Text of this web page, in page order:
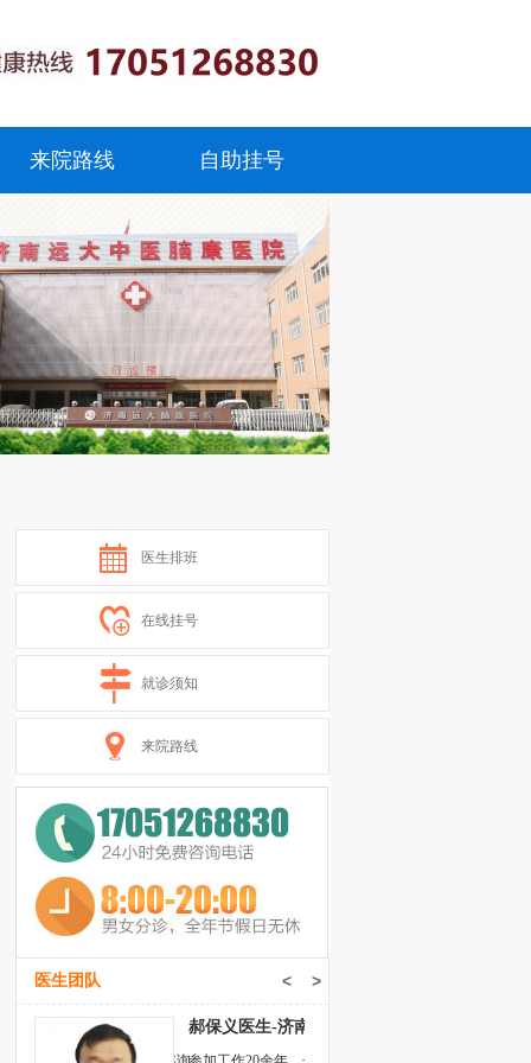
来院路线 自助挂号
医生排班
在线挂号
就诊须知
来院路线
>
<
医生团队
南远大中医脑康医 郝保义医生-济南远大中医脑康医